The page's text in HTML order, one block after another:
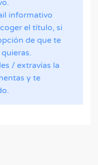
informativo
el título, si
de que te
/ extravías la
y te